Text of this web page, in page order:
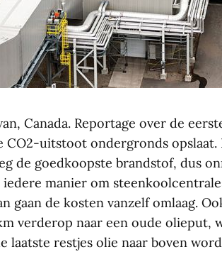
Canada. Reportage over de
uitstoot ondergronds opslaat.
de goedkoopste brandstof, dus
manier om
gaan de kosten vanzelf omlaag.
verderop naar een oude olieput,
laatste restjes olie naar boven